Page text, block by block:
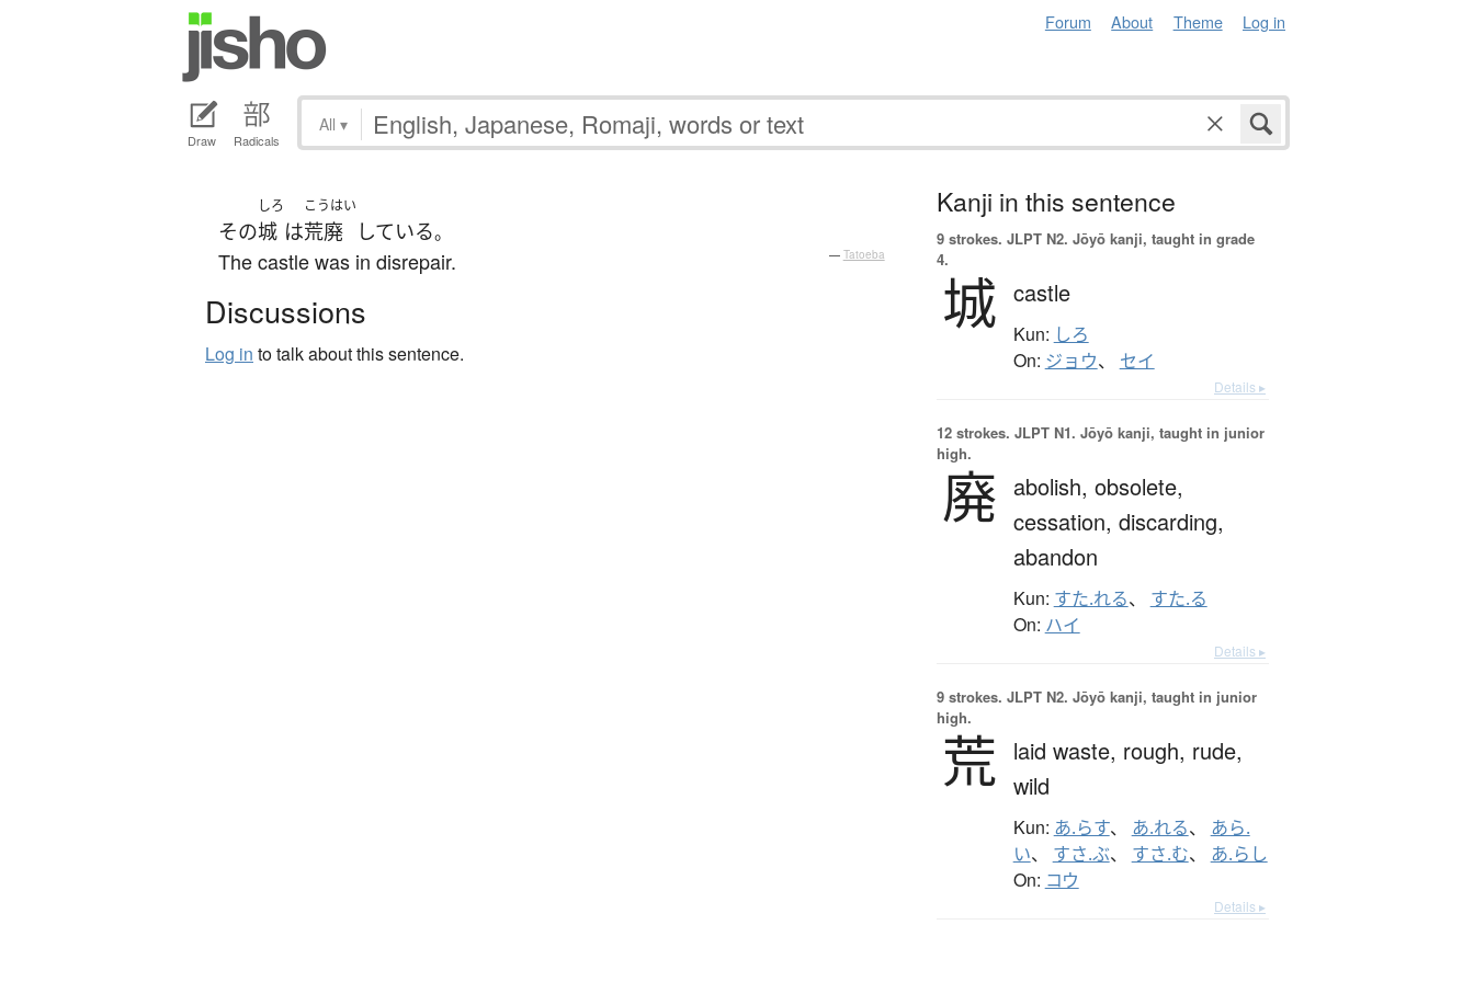
Forum About Theme Log in
Draw Radicals
All ▾
その
しろ
城 は
こうはい
荒廃 している。
The castle was in disrepair. — Tatoeba
Discussions
Log in to talk about this sentence.
Kanji in this sentence
9 strokes. JLPT N2. Jōyō kanji, taught in grade
4.
城 castle
Kun: しろ
On: ジョウ、 セイ
Details ▸
12 strokes. JLPT N1. Jōyō kanji, taught in junior
high.
廃 abolish, obsolete,
cessation, discarding,
abandon
Kun: すた.れる、 すた.る
On: ハイ
Details ▸
9 strokes. JLPT N2. Jōyō kanji, taught in junior
high.
荒 laid waste, rough, rude,
wild
Kun: あ.らす、 あ.れる、 あら.
い、 すさ.ぶ、 すさ.む、 あ.らし
On: コウ
Details ▸